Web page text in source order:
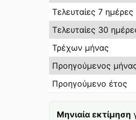
Τελευταίες 7 ημέρες
Τελευταίες 30
Τρέχων μήνας
Προηγούμενος
Προηγούμενο έτος
Μηνιαία εκτίμηση